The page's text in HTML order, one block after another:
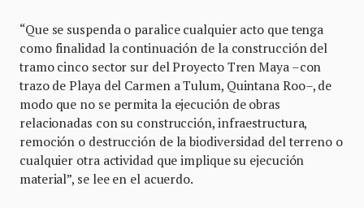
“Que se suspenda o paralice cualquier acto que tenga
como finalidad la continuación de la construcción del
tramo cinco sector sur del Proyecto Tren Maya –con
trazo de Playa del Carmen a Tulum, Quintana Roo–, de
modo que no se permita la ejecución de obras
relacionadas con su construcción, infraestructura,
remoción o destrucción de la biodiversidad del terreno o
cualquier otra actividad que implique su ejecución
material”, se lee en el acuerdo.